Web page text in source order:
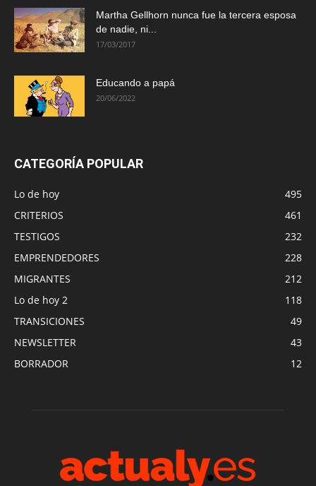
Martha Gellhorn nunca fue la tercera esposa
de nadie, ni...
17/03/2017
Educando a papá
20/06/2022
CATEGORÍA POPULAR
Lo de hoy
495
CRITERIOS
461
TESTIGOS
232
EMPRENDEDORES
228
MIGRANTES
212
Lo de hoy 2
118
TRANSICIONES
49
NEWSLETTER
43
BORRADOR
12